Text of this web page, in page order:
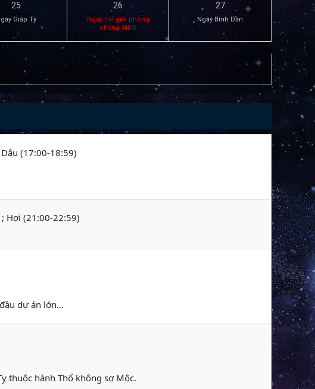
25
Giáp Tý
26
Ngày thế giới phòng
chống AIDS
27
Ngày Bính Dần
(17:00-18:59)
Hợi (21:00-22:59)
dự án lớn...
thuộc hành Thổ không sợ Mộc.